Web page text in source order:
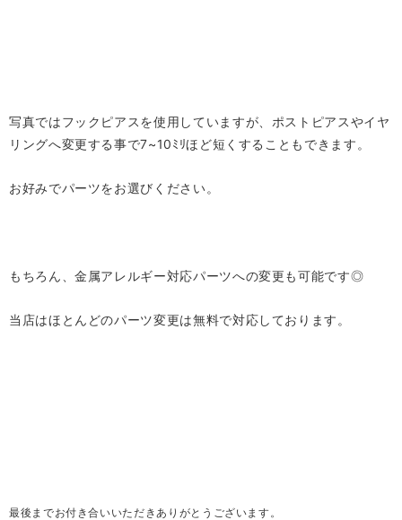
写真ではフックピアスを使用していますが、ポストピアスやイヤ
リングへ変更する事で7~10ﾐﾘほど短くすることもできます。
お好みでパーツをお選びください。
もちろん、金属アレルギー対応パーツへの変更も可能です◎
当店はほとんどのパーツ変更は無料で対応しております。
最後までお付き合いいただきありがとうございます。